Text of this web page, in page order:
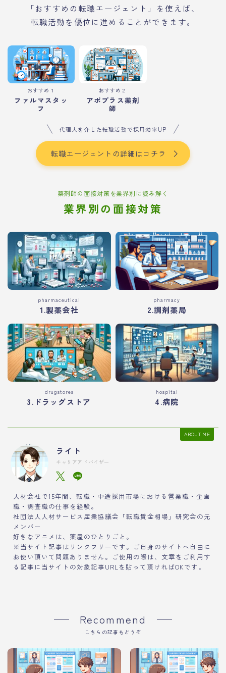
「おすすめの転職エージェント」を使えば、
転職活動を優位に進めることができます。
おすすめ１
ファルマスタッ
フ
おすすめ２
アポプラス薬剤
師
代理人を介した転職活動で採用効率UP
転職エージェントの詳細はコチラ
薬剤師の面接対策を業界別に読み解く
業界別の面接対策
pharmaceutical
1.製薬会社
pharmacy
2.調剤薬局
drugstores
3.ドラッグストア
hospital
4.病院
ABOUT ME
ライト
キャリアアドバイザー
人材会社で15年間、転職・中途採用市場における営業職・企画
職・調査職の仕事を経験。
社団法人人材サービス産業協議会「転職賃金相場」研究会の元
メンバー
好きなアニメは、薬屋のひとりごと。
※当サイト記事はリンクフリーです。ご自身のサイトへ自由に
お使い頂いて問題ありません。ご使用の際は、文章をご利用す
る記事に当サイトの対象記事URLを貼って頂ければOKです。
Recommend
こちらの記事もどうぞ